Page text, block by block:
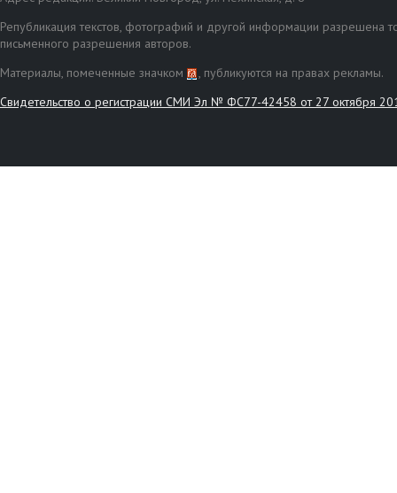
Републикация текстов, фотографий и другой информации разрешена
письменного разрешения авторов.
Материалы, помеченные значком
, публикуются на правах рекламы.
Свидетельство о регистрации СМИ Эл № ФС77-42458 от 27 октября